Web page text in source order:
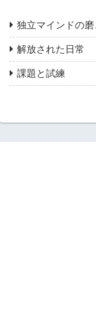
独立マインドの
解放された日常
課題と試練